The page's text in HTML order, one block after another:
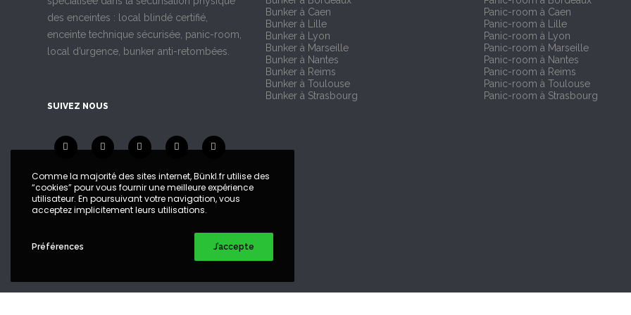
des enceintes : local blindé certifié,
enceinte technique sécurisée, panic-room,
local d’urgence, bunker anti-retombées.
SUIVEZ NOUS
Bunker à Caen
Bunker à Lille
Bunker à Lyon
Bunker à Marseille
Bunker à Nantes
Bunker à Reims
Bunker à Toulouse
Bunker à Strasbourg
Panic-room à Caen
Panic-room à Lille
Panic-room à Lyon
Panic-room à Marseille
Panic-room à Nantes
Panic-room à Reims
Panic-room à Toulouse
Panic-room à Strasbourg
Comme la majorité des sites internet, Bünkl.fr utilise des
“cookies” pour vous fournir une meilleure expérience
utilisateur. En poursuivant votre navigation, vous
acceptez implicitement leurs utilisations.
Préférences J’accepte